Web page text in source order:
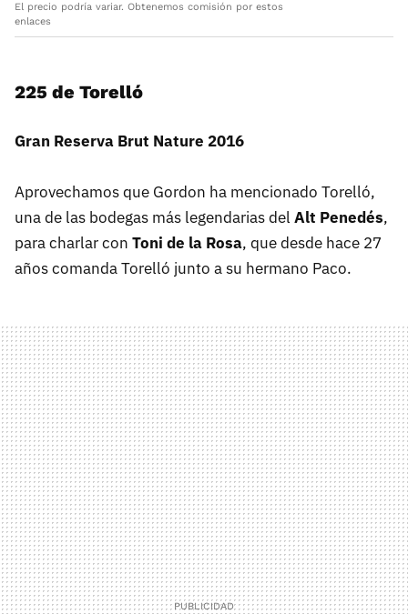
El precio podría variar. Obtenemos comisión por estos
enlaces
225 de Torelló
Gran Reserva Brut Nature 2016
Aprovechamos que Gordon ha mencionado Torelló,
una de las bodegas más legendarias del Alt Penedés,
para charlar con Toni de la Rosa, que desde hace 27
años comanda Torelló junto a su hermano Paco.